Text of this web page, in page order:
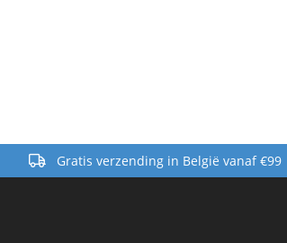
Gratis verzending in België vanaf €99